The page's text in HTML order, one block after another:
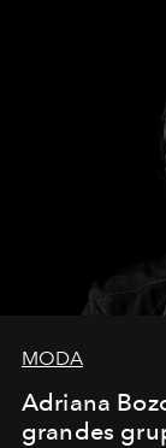
MODA
Adriana
grandes